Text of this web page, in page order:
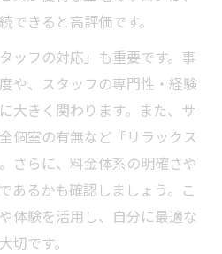
できると高評価です。
ッフの対応」も重要です。事
や、スタッフの専門性・経験
大きく関わります。また、サ
個室の有無など「リラックス
さらに、料金体系の明確さや
あるかも確認しましょう。こ
体験を活用し、自分に最適な
切です。